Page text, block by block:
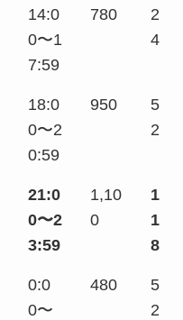
14:0
0〜1
7:59
780
2
4
18:0
0〜2
0:59
950
5
2
21:0
0〜2
3:59
1,10
0
1
1
8
0:0
0〜
480
5
2